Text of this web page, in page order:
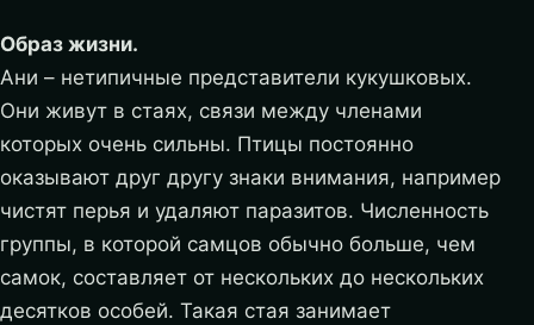
Образ жизни.
Ани – нетипичные представители кукушковых.
Они живут в стаях, связи между членами
которых очень сильны. Птицы постоянно
оказывают друг другу знаки внимания, например
чистят перья и удаляют паразитов. Численность
группы, в которой самцов обычно больше, чем
самок, составляет от нескольких до нескольких
десятков особей. Такая стая занимает